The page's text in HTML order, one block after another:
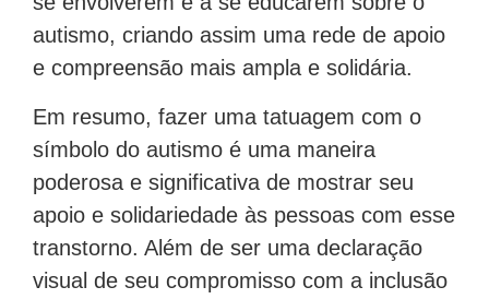
autismo, criando assim uma rede de apoio
e compreensão mais ampla e solidária.
Em resumo, fazer uma tatuagem com o
símbolo do autismo é uma maneira
poderosa e significativa de mostrar seu
apoio e solidariedade às pessoas com esse
transtorno. Além de ser uma declaração
visual de seu compromisso com a inclusão